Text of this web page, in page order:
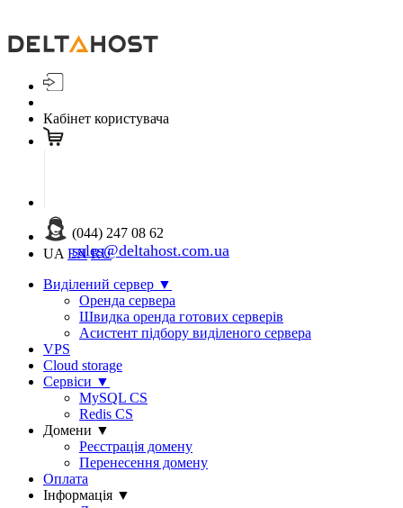
Кабінет користувача
(044) 247 08 62
sales@deltahost.com.ua
UA EN RU
Виділений сервер ▼
Оренда сервера
Швидка оренда готових серверів
Асистент підбору виділеного сервера
VPS
Cloud storage
Сервіси ▼
MySQL CS
Redis CS
Домени ▼
Реєстрація домену
Перенесення домену
Оплата
Інформація ▼